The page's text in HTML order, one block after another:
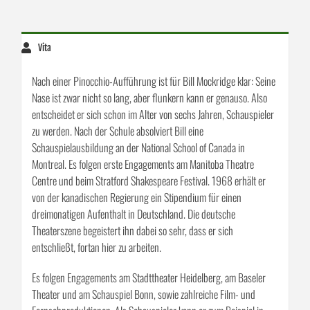
(Deutschland Today)
Vita
Nach einer Pinocchio-Aufführung ist für Bill Mockridge klar: Seine
Nase ist zwar nicht so lang, aber flunkern kann er genauso. Also
entscheidet er sich schon im Alter von sechs Jahren, Schauspieler
zu werden. Nach der Schule absolviert Bill eine
Schauspielausbildung an der National School of Canada in
Montreal. Es folgen erste Engagements am Manitoba Theatre
Centre und beim Stratford Shakespeare Festival. 1968 erhält er
von der kanadischen Regierung ein Stipendium für einen
dreimonatigen Aufenthalt in Deutschland. Die deutsche
entschließt, fortan hier zu arbeiten.
Es folgen Engagements am Stadttheater Heidelberg, am Baseler